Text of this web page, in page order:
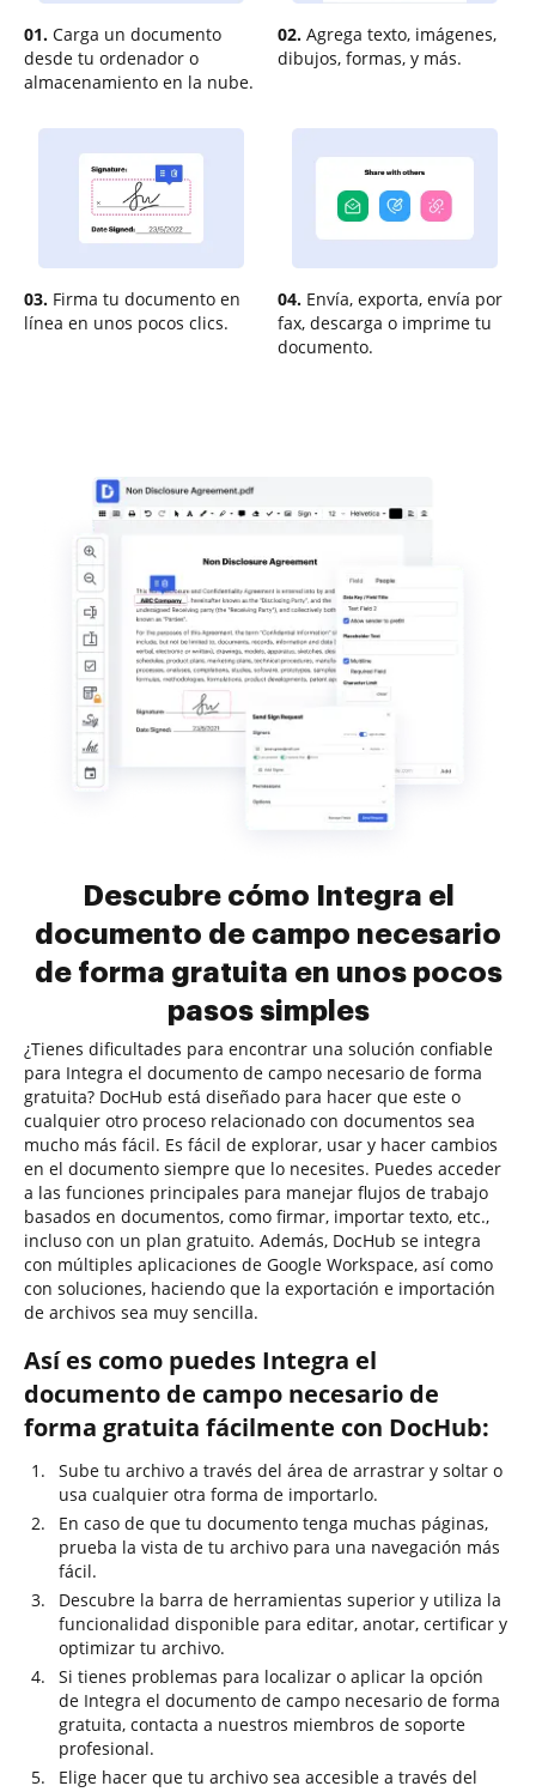
01. Carga un documento
desde tu ordenador o
almacenamiento en la nube.
02. Agrega texto, imágenes,
dibujos, formas, y más.
03. Firma tu documento en
línea en unos pocos clics.
04. Envía, exporta, envía por
fax, descarga o imprime tu
documento.
Descubre cómo Integra el
documento de campo necesario
de forma gratuita en unos pocos
pasos simples
¿Tienes dificultades para encontrar una solución confiable
para Integra el documento de campo necesario de forma
gratuita? DocHub está diseñado para hacer que este o
cualquier otro proceso relacionado con documentos sea
mucho más fácil. Es fácil de explorar, usar y hacer cambios
en el documento siempre que lo necesites. Puedes acceder
a las funciones principales para manejar flujos de trabajo
basados en documentos, como firmar, importar texto, etc.,
incluso con un plan gratuito. Además, DocHub se integra
con múltiples aplicaciones de Google Workspace, así como
con soluciones, haciendo que la exportación e importación
de archivos sea muy sencilla.
Así es como puedes Integra el
documento de campo necesario de
forma gratuita fácilmente con DocHub:
Sube tu archivo a través del área de arrastrar y soltar o
usa cualquier otra forma de importarlo.
En caso de que tu documento tenga muchas páginas,
prueba la vista de tu archivo para una navegación más
fácil.
Descubre la barra de herramientas superior y utiliza la
funcionalidad disponible para editar, anotar, certificar y
optimizar tu archivo.
Si tienes problemas para localizar o aplicar la opción
de Integra el documento de campo necesario de forma
gratuita, contacta a nuestros miembros de soporte
profesional.
Elige hacer que tu archivo sea accesible a través del